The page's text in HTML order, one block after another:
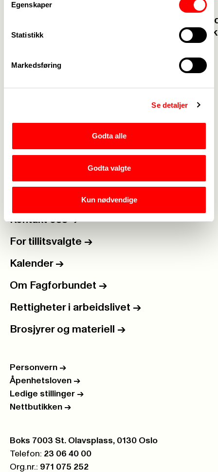
Egenskaper
Statistikk
Markedsføring
Se detaljer
Godta alle
Godta valgte
Kun nødvendige
I dag
Norway Cup med støtte fra
Her møter
->
Kontakt oss ->
For tillitsvalgte ->
Kalender ->
Om Fagforbundet ->
Rettigheter i arbeidslivet ->
Brosjyrer og materiell ->
Personvern ->
Åpenhetsloven ->
Ledige stillinger ->
Nettbutikken ->
Postboks:
Boks 7003 St. Olavsplass, 0130 Oslo
Telefon: 23 06 40 00
Org.nr.: 971 075 252